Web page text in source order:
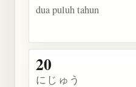
dua puluh tahun
20
にじゅう